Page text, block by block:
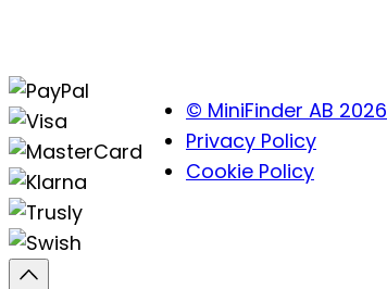
© MiniFinder AB 2026
Privacy Policy
Cookie Policy